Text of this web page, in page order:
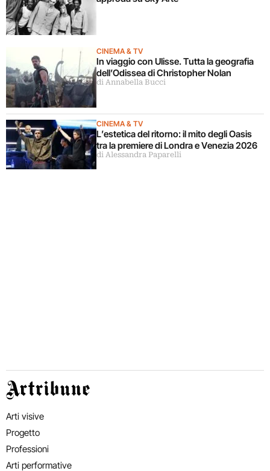
CINEMA & TV
In viaggio con Ulisse. Tutta la geografia
dell’Odissea di Christopher Nolan
di Annabella Bucci
CINEMA & TV
L’estetica del ritorno: il mito degli Oasis
tra la premiere di Londra e Venezia 2026
di Alessandra Paparelli
Artribune
Arti visive
Progetto
Professioni
Arti performative